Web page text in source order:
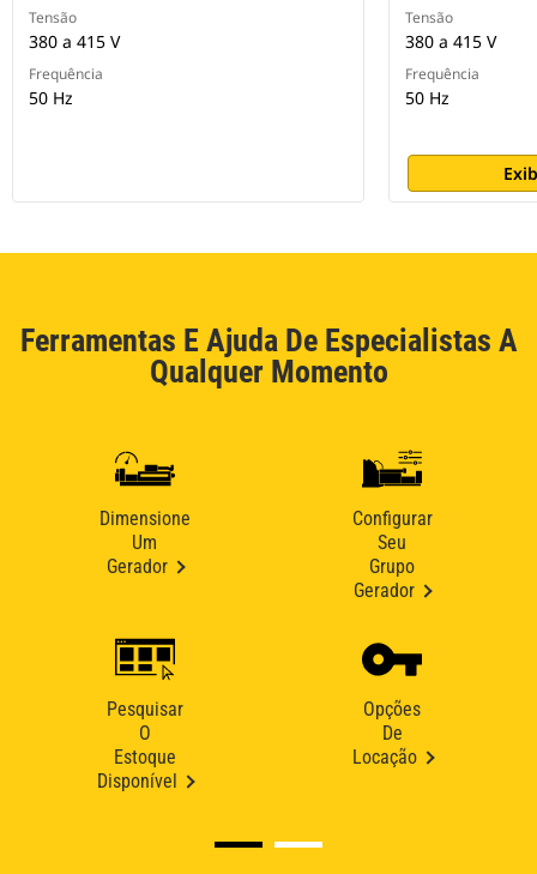
Tensão
380 a 415 V
Frequência
50 Hz
Tensão
380 a 415 V
Frequência
50 Hz
Ferramentas E Ajuda De Especialistas A
Qualquer Momento
Dimensione
Um
Gerador
Configurar
Seu
Grupo
Gerador
Pesquisar
O
Estoque
Disponível
Opções
De
Locação